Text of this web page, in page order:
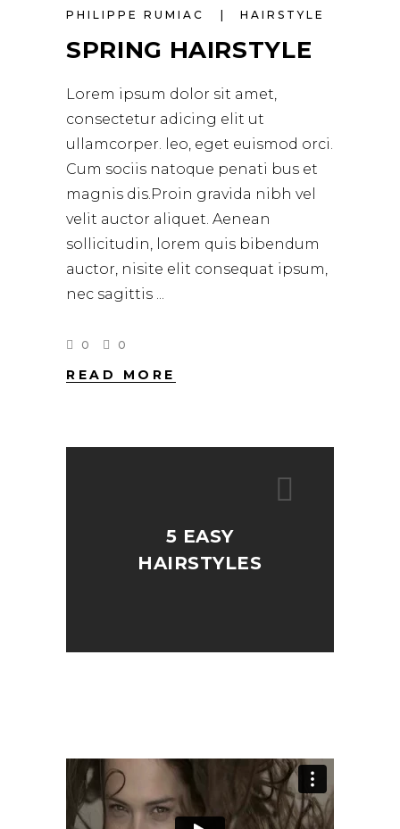
PHILIPPE RUMIAC
HAIRSTYLE
SPRING HAIRSTYLE
Lorem ipsum dolor sit amet,
consectetur adicing elit ut
ullamcorper. leo, eget euismod orci.
Cum sociis natoque penati bus et
magnis dis.Proin gravida nibh vel
velit auctor aliquet. Aenean
sollicitudin, lorem quis bibendum
auctor, nisite elit consequat ipsum,
nec sagittis
0 0
READ MORE
5 EASY
HAIRSTYLES